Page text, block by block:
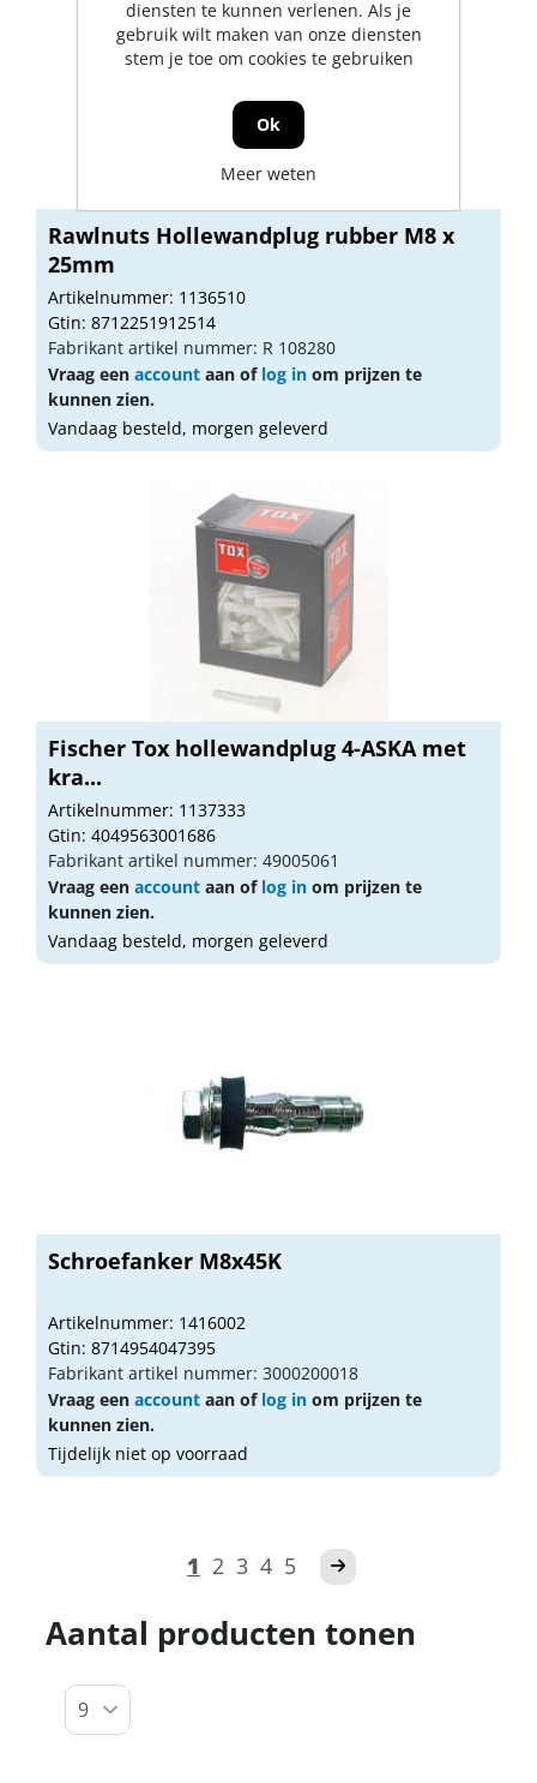
Rawlnuts Hollewandplug rubber M8 x
25mm
Artikelnummer: 1136510
Gtin: 8712251912514
Fabrikant artikel nummer: R 108280
Vraag een account aan of log in om prijzen te
kunnen zien.
Vandaag besteld, morgen geleverd
Fischer Tox hollewandplug 4-ASKA met
kra...
Artikelnummer: 1137333
Gtin: 4049563001686
Fabrikant artikel nummer: 49005061
Vraag een account aan of log in om prijzen te
kunnen zien.
Vandaag besteld, morgen geleverd
Schroefanker M8x45K
Artikelnummer: 1416002
Gtin: 8714954047395
Fabrikant artikel nummer: 3000200018
Vraag een account aan of log in om prijzen te
kunnen zien.
Tijdelijk niet op voorraad
1 2 3 4 5
Aantal producten tonen
diensten te kunnen verlenen. Als je
gebruik wilt maken van onze diensten
stem je toe om cookies te gebruiken
Ok
Meer weten